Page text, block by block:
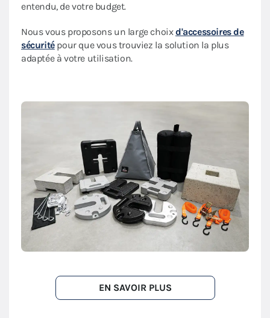
entendu, de votre budget.
Nous vous proposons un large choixd'accessoires de
sécuritépour que vous trouviez la solution la plus
adaptée à votre utilisation.
EN SAVOIR PLUS